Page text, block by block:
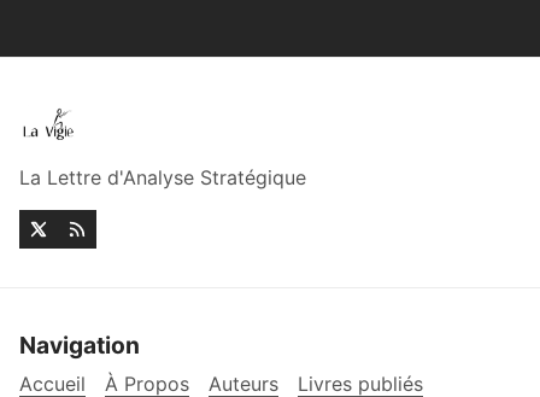
La Lettre d'Analyse Stratégique
Navigation
Accueil À Propos Auteurs
Livres publiés